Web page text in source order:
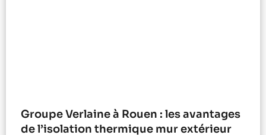
Groupe Verlaine à Rouen : les avantages
de l’isolation thermique mur extérieur